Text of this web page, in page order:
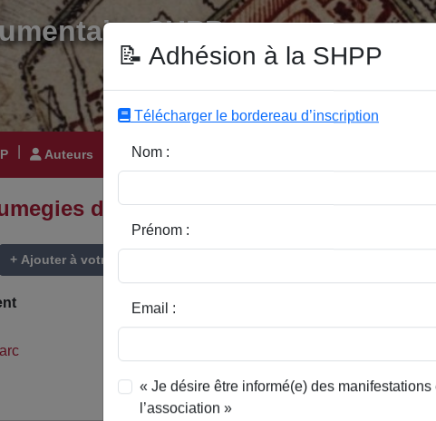
SHPP
Auteurs Editeurs
de deux anciens mortiers en grès
+ Ajouter à votre liste
📝 Adhésion à la SHPP
Télécharger le bordereau d’inscription
Nom :
Prénom :
Email :
« Je désire être informé(e) des manifestations
l’association »